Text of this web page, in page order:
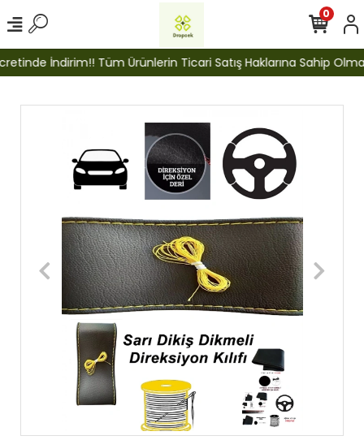
İndirim!! Tüm Ürünlerin Ticari Satış Haklarına Sahip
0